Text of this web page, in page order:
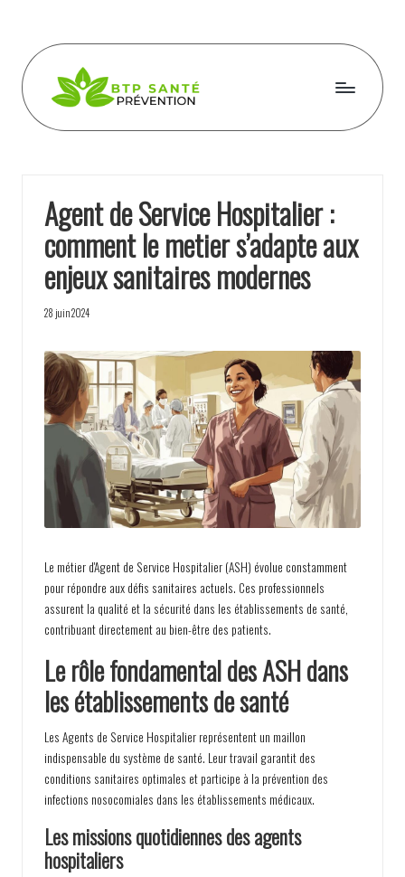
content
B
s
a
n
t
e
p
r
v
e
n
t
i
o
n
Agent de Service Hospitalier :
comment le metier s’adapte aux
enjeux sanitaires modernes
28 juin 2024
Le métier d'Agent de Service Hospitalier (ASH) évolue constamment
pour répondre aux défis sanitaires actuels. Ces professionnels
assurent la qualité et la sécurité dans les établissements de santé,
contribuant directement au bien-être des patients.
Le rôle fondamental des ASH dans
les établissements de santé
Les Agents de Service Hospitalier représentent un maillon
indispensable du système de santé. Leur travail garantit des
conditions sanitaires optimales et participe à la prévention des
infections nosocomiales dans les établissements médicaux.
Les missions quotidiennes des agents
hospitaliers